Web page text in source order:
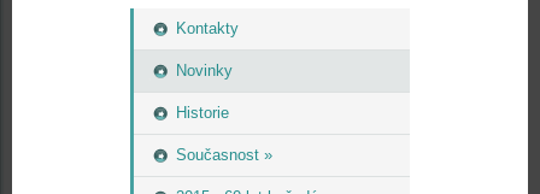
Kontakty
Novinky
Historie
Současnost »